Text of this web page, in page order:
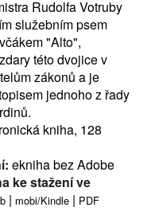
Rudolfa Votruby
služebním psem
"Alto",
této dvojice v
zákonů a je
jednoho z řady
kniha, 128
ekniha bez Adobe
ke stažení ve
| mobi/Kindle | PDF